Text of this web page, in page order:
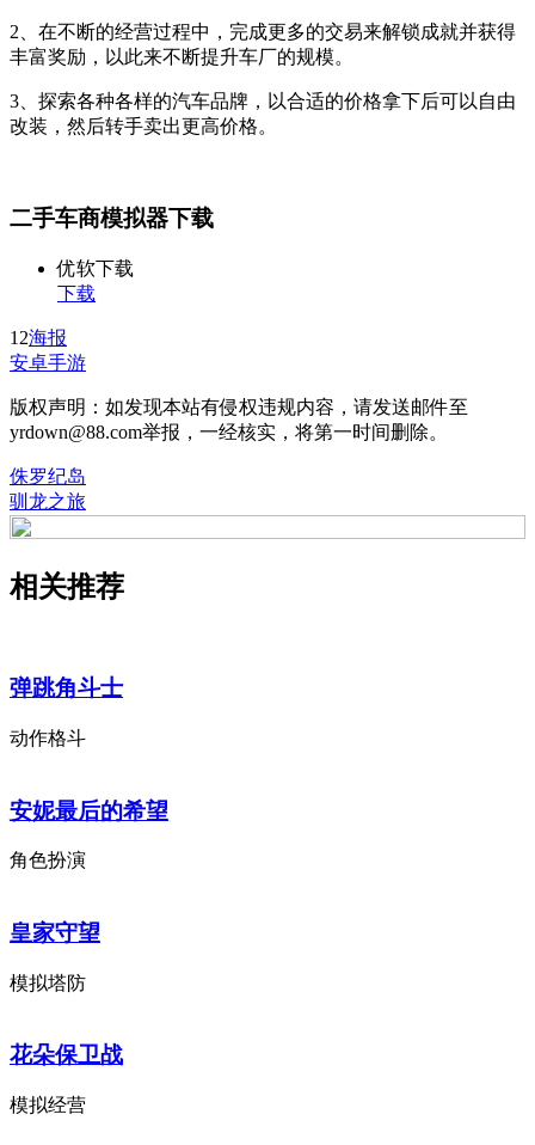
2、在不断的经营过程中，完成更多的交易来解锁成就并获得
丰富奖励，以此来不断提升车厂的规模。
3、探索各种各样的汽车品牌，以合适的价格拿下后可以自由
改装，然后转手卖出更高价格。
二手车商模拟器下载
优软下载
下载
12海报
安卓手游
版权声明：如发现本站有侵权违规内容，请发送邮件至
yrdown@88.com举报，一经核实，将第一时间删除。
侏罗纪岛
驯龙之旅
相关推荐
弹跳角斗士
动作格斗
安妮最后的希望
角色扮演
皇家守望
模拟塔防
花朵保卫战
模拟经营